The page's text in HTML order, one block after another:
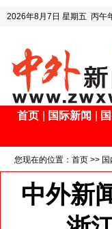
2026年8月7日 星期五 丙午
首页 国际新闻
您现在的位置： 首页 >>
中外新